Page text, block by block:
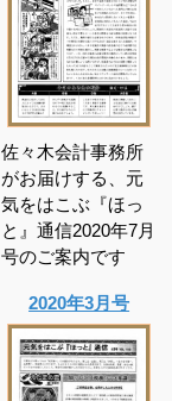
佐々木会計事務所
がお届けする、元
気をはこぶ『ほっ
と』通信2020年7月
号のご案内です
2020年3月号